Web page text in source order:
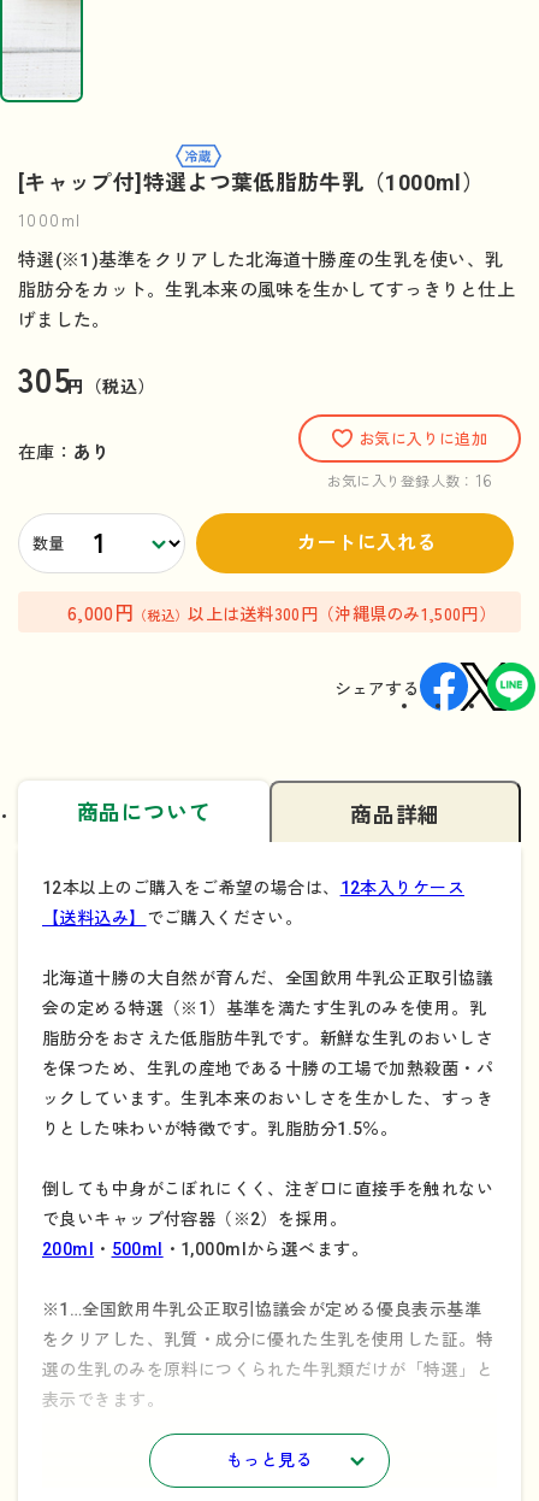
[キャップ付]特選よつ葉低脂肪牛乳（1000ml）
1000ml
特選(※1)基準をクリアした北海道十勝産の生乳を使い、乳
脂肪分をカット。生乳本来の風味を生かしてすっきりと仕上
げました。
305円（税込）
在庫： あり
お気に入りに追加
お気に入り登録人数： 16
数量 カートに入れる
6,000円 （税込）以上は送料300円（沖縄県のみ1,500円）
シェアする
商品について 商品詳細
12本以上のご購入をご希望の場合は、 12本入りケース
【送料込み】 でご購入ください。
北海道十勝の大自然が育んだ、全国飲用牛乳公正取引協議
会の定める特選（※1）基準を満たす生乳のみを使用。乳
脂肪分をおさえた低脂肪牛乳です。新鮮な生乳のおいしさ
を保つため、生乳の産地である十勝の工場で加熱殺菌・パ
ックしています。生乳本来のおいしさを生かした、すっき
りとした味わいが特徴です。乳脂肪分1.5％。
倒しても中身がこぼれにくく、注ぎ口に直接手を触れない
で良いキャップ付容器（※2）を採用。
200ml
・ 500ml ・1,000mlから選べます。
※1…全国飲用牛乳公正取引協議会が定める優良表示基準
をクリアした、乳質・成分に優れた生乳を使用した証。特
選の生乳のみを原料につくられた牛乳類だけが「特選」と
表示できます。
※2…キャップ付き容器の解体方法についてはこちらをご
参照ください。
もっと見る